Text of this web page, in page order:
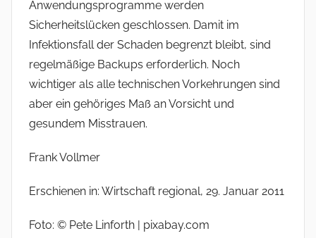
Anwendungsprogramme werden
Sicherheitslücken geschlossen. Damit im
Infektionsfall der Schaden begrenzt bleibt, sind
regelmäßige Backups erforderlich. Noch
wichtiger als alle technischen Vorkehrungen sind
aber ein gehöriges Maß an Vorsicht und
gesundem Misstrauen.
Frank Vollmer
Erschienen in: Wirtschaft regional, 29. Januar 2011
Foto: © Pete Linforth | pixabay.com